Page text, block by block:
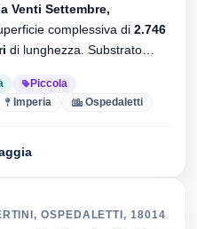
Venti Settembre,
complessiva di 2.746
di lunghezza. Substrato
Piccola
Imperia Ospedaletti
OSPEDALETTI, 18014